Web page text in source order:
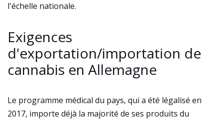
l'échelle nationale.
Exigences
d'exportation/importation de
cannabis en Allemagne
Le programme médical du pays, qui a été légalisé en
2017, importe déjà la majorité de ses produits du